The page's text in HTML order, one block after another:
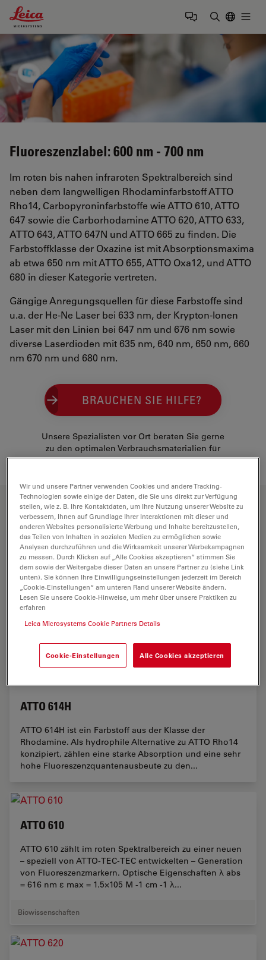
Leica Microsystems Logo
Fluoreszenzlabel: 600 nm - 700 nm
Im roten bis nahen infraroten Spektralbereich sind
neben dem langwelligen Rhodaminfarbstoff ATTO
Rho14, Carbopyroninfarbstoffe wie ATTO 610, ATTO
647 sowie die Carborhodamine ATTO 620, ATTO 633,
ATTO 643, ATTO 647N und ATTO 665 zu finden. Die
Farbstoffklasse der Oxazine ist mit Absorptionsmaxima
ab etwa 650 nm mit ATTO 655, ATTO Oxa12, und ATTO
680 in dieser Kategorie vertreten.
Gängige Anregungsquellen für diese Farbstoffe sind
u.a. der He-Ne Laser bei 633 nm, der Krypton-Ionen
Laser mit den Linien bei 647 nm und 676 nm sowie
diverse Laserdioden mit 635 nm, 640 nm, 650 nm, 660
nm 670 nm und 680 nm.
BRAUCHEN SIE HILFE?
Unsere Spezialisten vor Ort beraten Sie gerne
zu den optimalen Verbrauchsmaterialien für
Ihre Anwendung und Ihr Budget.
VERWANDTE PRODUKTE
ATTO 678H
ATTO 678H gehört wie ATTO 643 und ATTO 647N zu
einer neuen Generation von langwelligen
Fluoreszenzmarkern. Zu den charakteristischen
Eigenschaften des Farbstoffs zählen starke Absorption,
gute...
ATTO 614H
ATTO 614H ist ein Farbstoff aus der Klasse der
Rhodamine. Als hydrophile Alternative zu ATTO Rho14
konzipiert, zählen eine starke Absorption und eine sehr
hohe Fluoreszenzquantenausbeute zu den...
ATTO 610
ATTO 610 zählt im roten Spektralbereich zu einer neuen
– speziell von ATTO-TEC-TEC entwickelten – Generation
von Fluoreszenzmarkern. Optische Eigenschaften λ abs
= 616 nm ε max = 1.5×105 M -1 cm -1 λ...
Biowissenschaften
Wir und unsere Partner verwenden Cookies und andere Tracking-
Technologien sowie einige der Daten, die Sie uns direkt zur Verfügung
stellen, wie z. B. Ihre Kontaktdaten, um Ihre Nutzung unserer Website zu
verbessern, Ihnen auf Grundlage Ihrer Interaktionen mit dieser und
anderen Websites personalisierte Werbung und Inhalte bereitzustellen,
das Teilen von Inhalten in sozialen Medien zu ermöglichen sowie
Analysen durchzuführen und die Wirksamkeit unserer Werbekampagnen
zu messen. Durch Klicken auf „Alle Cookies akzeptieren“ stimmen Sie
dem sowie der Weitergabe dieser Daten an unsere Partner zu (siehe Link
unten). Sie können Ihre Einwilligungseinstellungen jederzeit im Bereich
„Cookie-Einstellungen“ am unteren Rand unserer Website ändern.
Lesen Sie unsere Cookie-Hinweise, um mehr über unsere Praktiken zu
erfahren
Leica Microsystems Cookie Partners Details
Cookie-Einstellungen Alle Cookies akzeptieren